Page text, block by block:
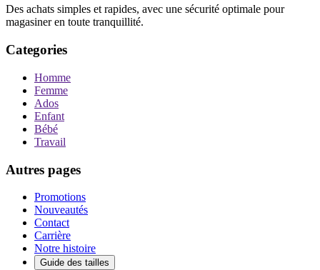
Des achats simples et rapides, avec une sécurité optimale pour
magasiner en toute tranquillité.
Categories
Homme
Femme
Ados
Enfant
Bébé
Travail
Autres pages
Promotions
Nouveautés
Contact
Carrière
Notre histoire
Guide des tailles